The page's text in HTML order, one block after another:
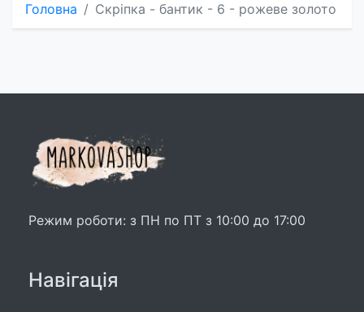
Головна Скріпка - бантик - 6 - рожеве золото
Режим роботи: з ПН по ПТ з 10:00 до 17:00
Навігація